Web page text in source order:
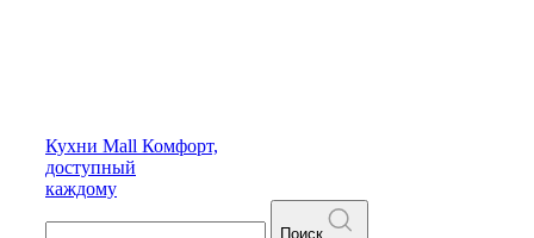
Кухни Mall Комфорт,
доступный
каждому
Поиск